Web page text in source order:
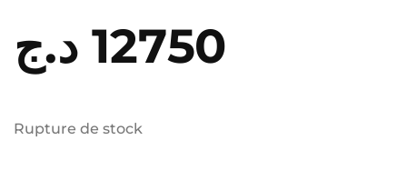
12750 د.ج
Rupture de stock